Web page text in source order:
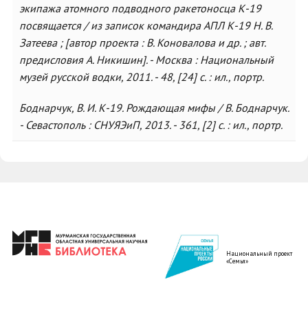
экипажа атомного подводного ракетоносца К-19
посвящается / из записок командира АПЛ К-19 Н. В.
Затеева ; [автор проекта : В. Коновалова и др. ; авт.
предисловия А. Никишин]. - Москва : Национальный
музей русской водки, 2011. - 48, [24] с. : ил., портр.
Боднарчук, В. И. К-19. Рождающая мифы / В. Боднарчук.
- Севастополь : СНУЯЭиП, 2013. - 361, [2] с. : ил., портр.
Национальный проект
«Семья»